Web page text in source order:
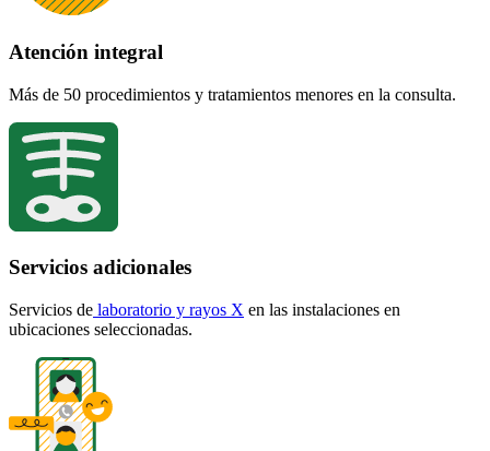
Atención integral
Más de 50 procedimientos y tratamientos menores en la consulta.
Servicios adicionales
Servicios de laboratorio y rayos X en las instalaciones en
ubicaciones seleccionadas.